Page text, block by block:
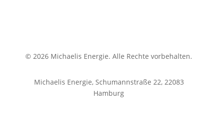
© 2026 Michaelis Energie. Alle Rechte vorbehalten.
Michaelis Energie, Schumannstraße 22, 22083
Hamburg